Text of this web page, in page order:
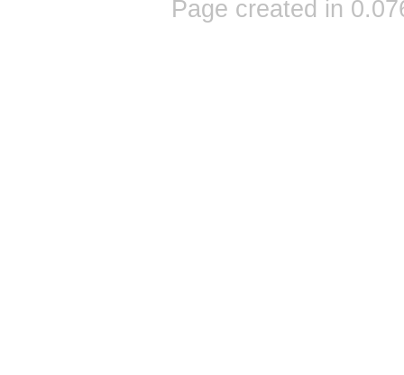
Page created in